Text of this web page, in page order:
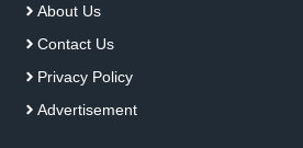
About Us
Contact Us
Privacy Policy
Advertisement